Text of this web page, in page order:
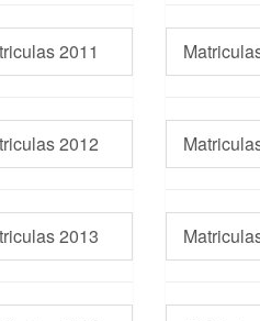
2011
2012
2013